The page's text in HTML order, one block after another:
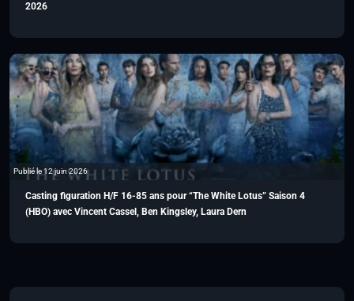
2026
Publié le 12 juin 2026
Casting figuration H/F 16-85 ans pour “The White Lotus” Saison 4
(HBO) avec Vincent Cassel, Ben Kingsley, Laura Dern